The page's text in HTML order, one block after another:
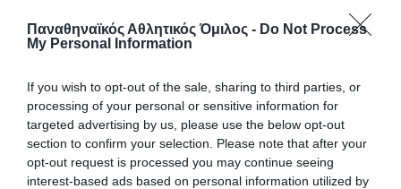
Παναθηναϊκός Αθλητικός Όμιλος - Do Not Process
My Personal Information
If you wish to opt-out of the sale, sharing to third parties, or
processing of your personal or sensitive information for
targeted advertising by us, please use the below opt-out
section to confirm your selection. Please note that after your
opt-out request is processed you may continue seeing
interest-based ads based on personal information utilized by